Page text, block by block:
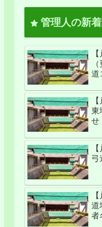
管理人の新
道
東
せ
弓
道
者